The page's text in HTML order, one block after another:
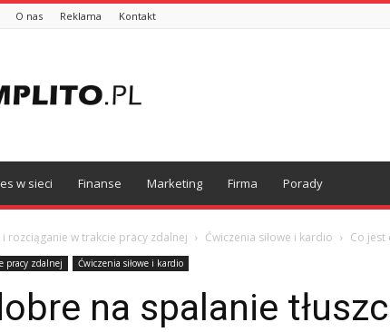
O nas Reklama Kontakt
w sieci Finanse Marketing Firma Porady
i rozciąganie w trakcie pracy zdalnej Ćwiczenia siłowe i kardio Co jest
pracy zdalnej Ćwiczenia siłowe i kardio
na spalanie